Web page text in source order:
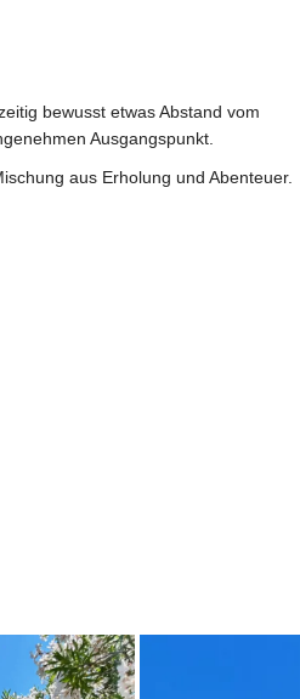
bewusst etwas Abstand vom
Ausgangspunkt.
aus Erholung und Abenteuer.